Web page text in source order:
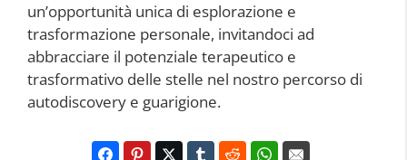
un’opportunità unica di esplorazione e
trasformazione personale, invitandoci ad
abbracciare il potenziale terapeutico e
trasformativo delle stelle nel nostro percorso di
autodiscovery e guarigione.